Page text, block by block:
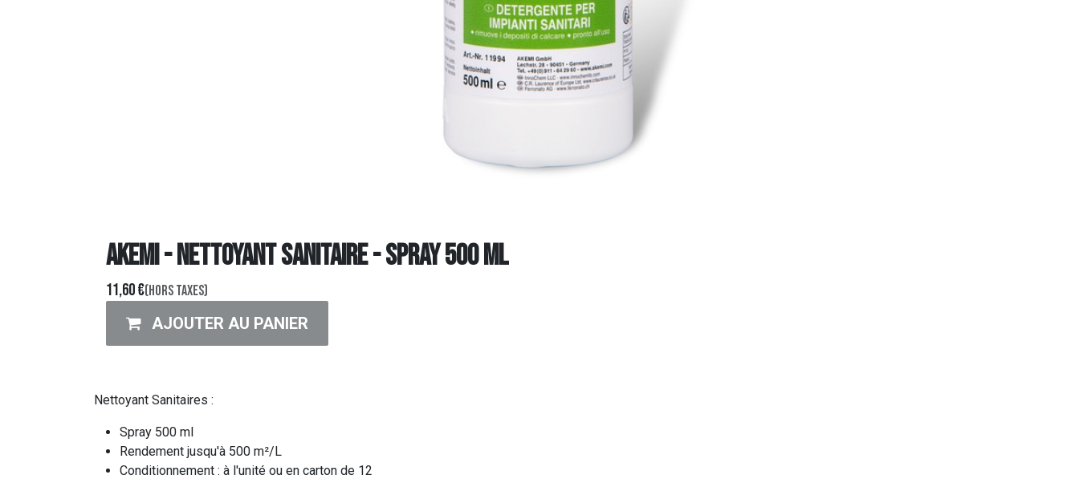
AKEMI - NETTOYANT SANITAIRE - SPRAY 500 ml
11,60€(Hors taxes)
AJOUTER AU PANIER
Nettoyant Sanitaires :
Spray 500 ml
Rendement jusqu'à 500 m²/L
Conditionnement : à l'unité ou en carton de 12